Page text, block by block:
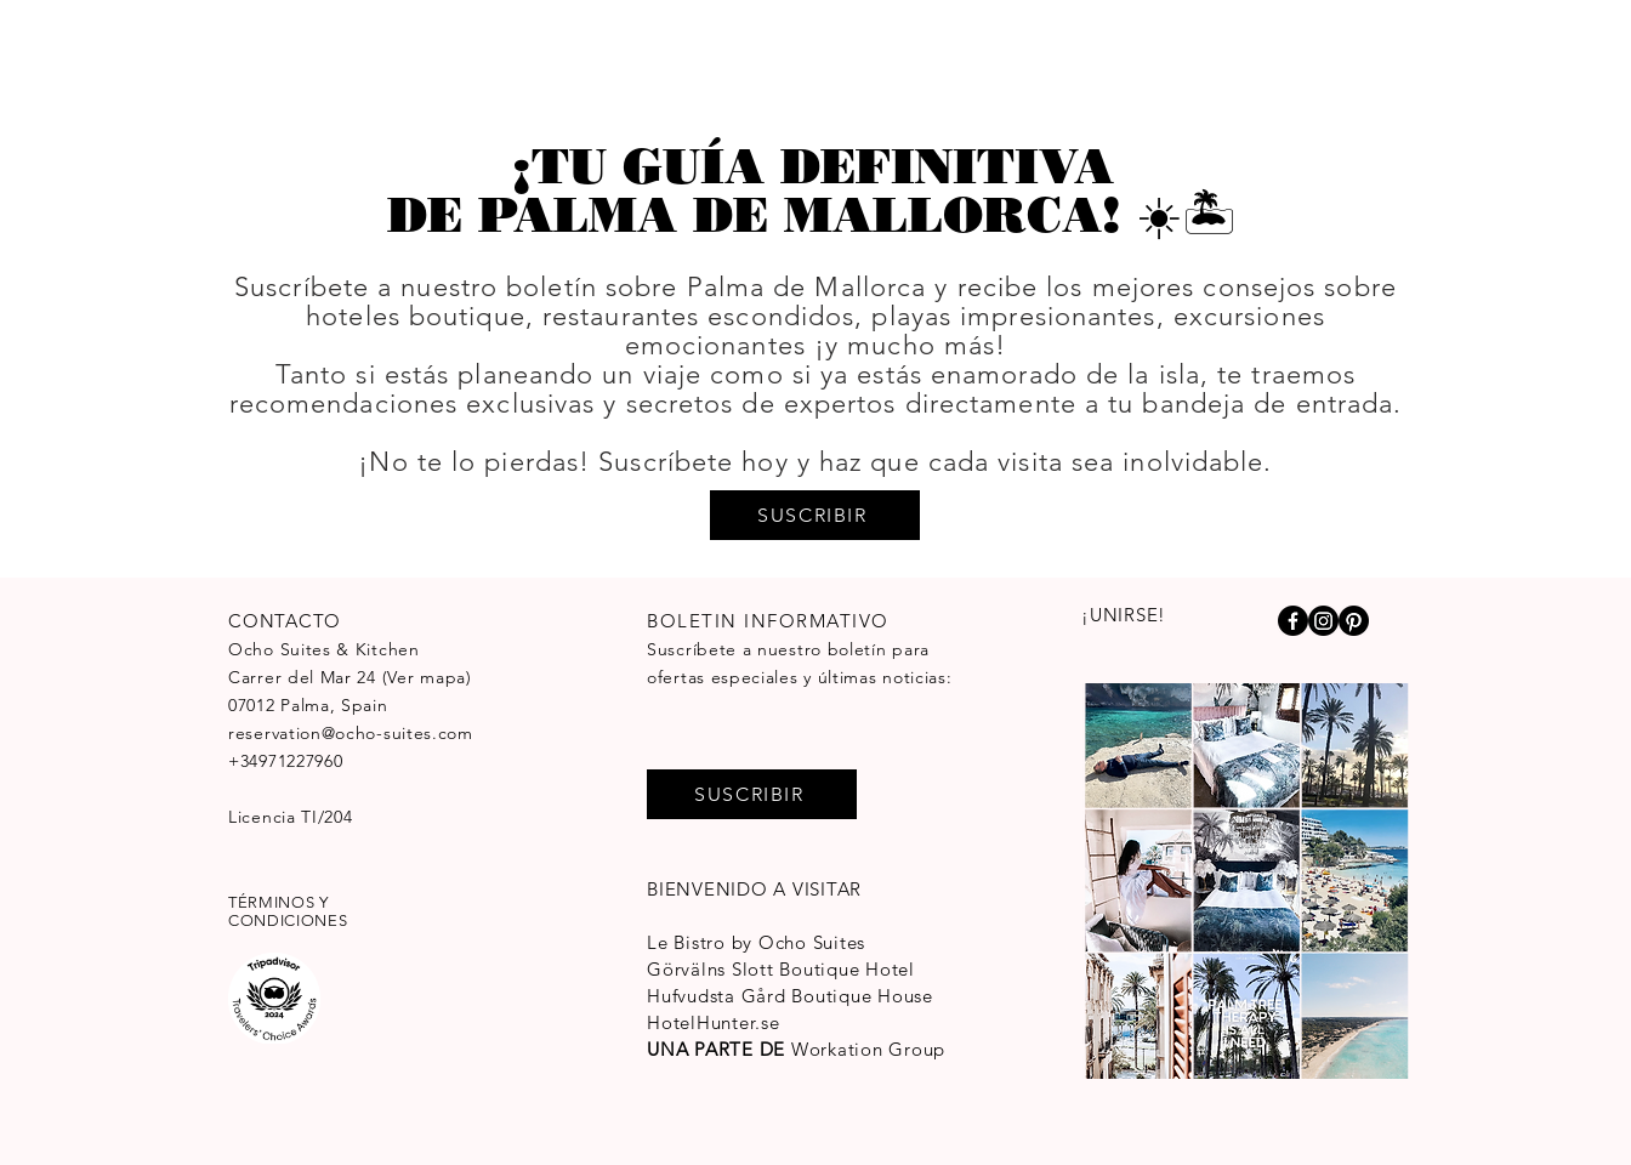
¡TU GUÍA DEFINITIVA
DE PALMA DE MALLORCA! ☀️🏝️
Suscríbete a nuestro boletín sobre Palma de Mallorca y recibe los mejores consejos sobre
hoteles boutique, restaurantes escondidos, playas impresionantes, excursiones
emocionantes ¡y mucho más!
Tanto si estás planeando un viaje como si ya estás enamorado de la isla, te traemos
recomendaciones exclusivas y secretos de expertos directamente a tu bandeja de entrada.
¡No te lo pierdas! Suscríbete hoy y haz que cada visita sea inolvidable.
SUSCRIBIR
CONTACTO
Ocho Suites & Kitchen
Carrer del Mar 24 (Ver mapa)
07012 Palma, Spain
reservation@ocho-suites.com
+34971227960
Licencia TI/204
TÉRMINOS Y
CONDICIONES
BOLETIN INFORMATIVO
Suscríbete a nuestro boletín para
ofertas especiales y últimas noticias:
SUSCRIBIR
BIENVENIDO A VISITAR
Le Bistro by Ocho Suites
Görvälns Slott Boutique Hotel
Hufvudsta Gård Boutique House
HotelHunter.se
UNA PARTE DE Workation Group
¡UNIRSE!